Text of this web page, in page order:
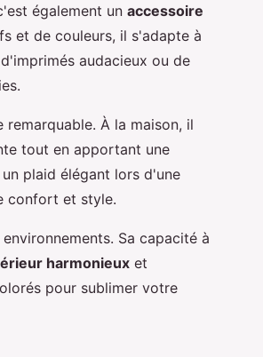
également un accessoire
et de couleurs, il s'adapte à
audacieux ou de
remarquable. À la maison, il
tout en apportant une
plaid élégant lors d'une
confort et style.
Sa capacité à
harmonieux et
pour sublimer votre